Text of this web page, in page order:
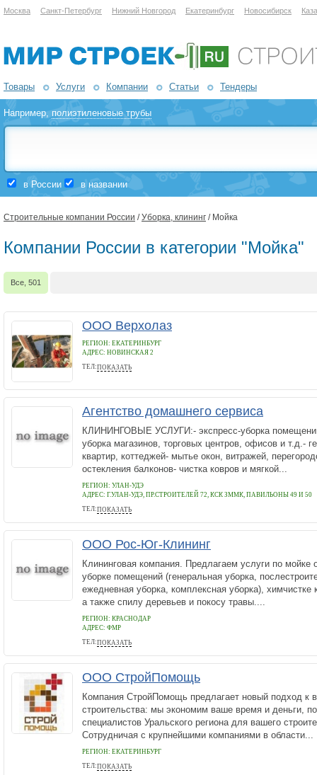
Москва Санкт-Петербург Нижний Новгород Екатеринбург Новосибирск
Товары Услуги Компании Статьи Тендеры
Например,полиэтиленовые трубы
в России в названии
Строительные компании России /Уборка, клининг / Мойка
Компании России в категории "Мойка"
Все, 501
ООО Верхолаз
РЕГИОН: ЕКАТЕРИНБУРГ
АДРЕС: НОВИНСКАЯ 2
ТЕЛ:ПОКАЗАТЬ
+7 (343) 372-38-81
Агентство домашнего сервиса
КЛИНИНГОВЫЕ УСЛУГИ:- экспресс-уборка
уборка магазинов, торговых центров, офисов и т.д.-
квартир, коттеджей- мытье окон, витражей,
остекления балконов- чистка ковров и мягкой...
РЕГИОН: УЛАН-УДЭ
АДРЕС: Г.УЛАН-УДЭ, ПР.СТРОИТЕЛЕЙ 72, КСК ЗММК, ПАВИЛЬОНЫ 49 И 50
ТЕЛ:ПОКАЗАТЬ
65-11-93, 8-924-657-4450
ООО Рос-Юг-Клининг
Клининговая компания. Предлагаем услуги по
уборке помещений (генеральная уборка,
ежедневная уборка, комплексная уборка), химчистке
а также спилу деревьев и покосу травы....
РЕГИОН: КРАСНОДАР
АДРЕС: ФМР
ТЕЛ:ПОКАЗАТЬ
+7 918 077-77-66
ООО СтройПомощь
Компания СтройПомощь предлагает новый подход к
строительства: мы экономим ваше время и деньги,
специалистов Уральского региона для вашего
Сотрудничая с крупнейшими компаниями в области...
РЕГИОН: ЕКАТЕРИНБУРГ
ТЕЛ:ПОКАЗАТЬ
8(343)346-59-62, 8(906)804-74-20